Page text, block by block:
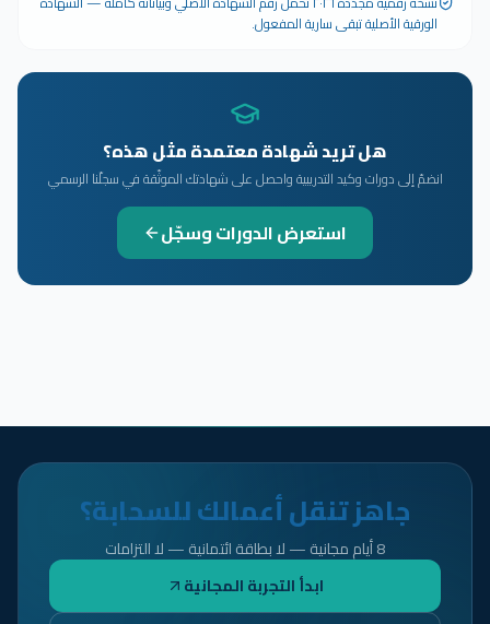
الورقية الأصلية تبقى سارية المفعول.
هل تريد شهادة معتمدة مثل هذه؟
انضمّ إلى دورات وكيد التدريبية واحصل على شهادتك الموثّقة في سجلّنا الرسمي
استعرض الدورات وسجّل
جاهز تنقل أعمالك للسحابة؟
8 أيام مجانية — لا بطاقة ائتمانية — لا التزامات
ابدأ التجربة المجانية